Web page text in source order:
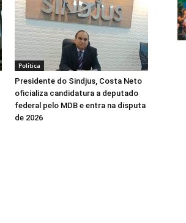
Política
Presidente do Sindjus, Costa Neto
oficializa candidatura a deputado
federal pelo MDB e entra na disputa
de 2026